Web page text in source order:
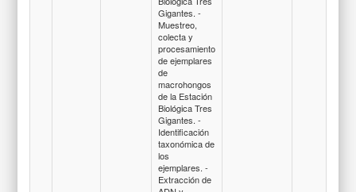
Gigantes. -
Muestreo,
colecta y
procesamiento
de ejemplares
de
macrohongos
de la Estación
Biológica Tres
Gigantes. -
Identificación
taxonómica de
los
ejemplares. -
Extracción de